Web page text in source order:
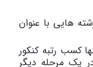
هایی با عنوان
کسب رتبه کنکور
یک مرحله دیگر